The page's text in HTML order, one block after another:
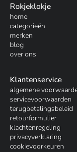
Rokjeklokje
home
categorieën
merken
blog
over ons
Klantenservice
algemene
servicevoorwaarden
terugbetalingsbeleid
retourformulier
klachtenregeling
privacyverklaring
cookievoorkeuren